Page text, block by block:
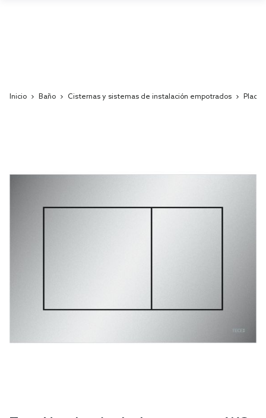
Inicio Baño Cisternas y sistemas de instalación empotrados